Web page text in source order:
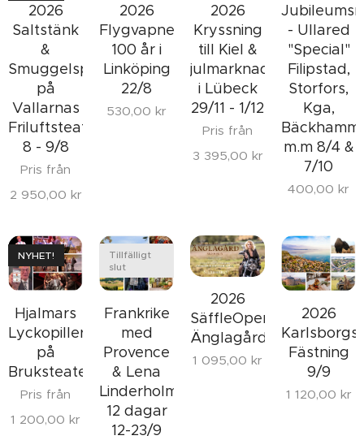
2026
Saltstänk
&
Smuggelsprit
på
Vallarnas
Friluftsteater
8 - 9/8
Pris från
2 950,00 kr
2026
Flygvapnet
100 år i
Linköping
22/8
530,00 kr
2026
Kryssning
till Kiel &
julmarknaden
i Lübeck
29/11 - 1/12
Pris från
3 395,00 kr
- Ullared
"Special"
Filipstad,
Storfors,
Kga,
m.m 8/4 &
7/10
400,00 kr
Hjalmars
Lyckopiller
på
Bruksteatern
NYHET!
Pris från
1 200,00 kr
Frankrike
med
Provence
& Lena
Linderholm
12 dagar
12-23/9
Tillfälligt
slut
2026
SäffleOperan
Änglagård
1 095,00 kr
2026
Karlsborgs
Fästning
9/9
1 120,00 kr